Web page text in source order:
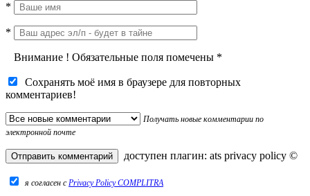
*
*
Внимание ! Обязательные поля помечены *
Сохранять моё имя в браузере для повторных
комментариев!
Получать новые комментарии по
электронной почте
доступен плагин: ats privacy policy ©
я согласен cPrivacy Policy COMPLITRA